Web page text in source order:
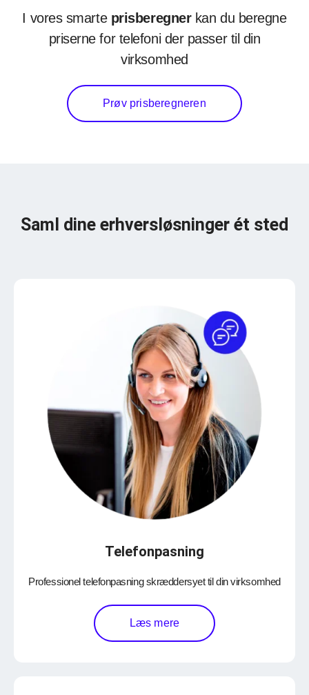
I vores smarte prisberegnerkan du beregne
priserne for telefoni der passer til din
virksomhed
Prøv prisberegneren
Saml dine erhversløsninger ét sted
Telefonpasning
Professionel telefonpasning skræddersyet til din virksomhed
Læs mere